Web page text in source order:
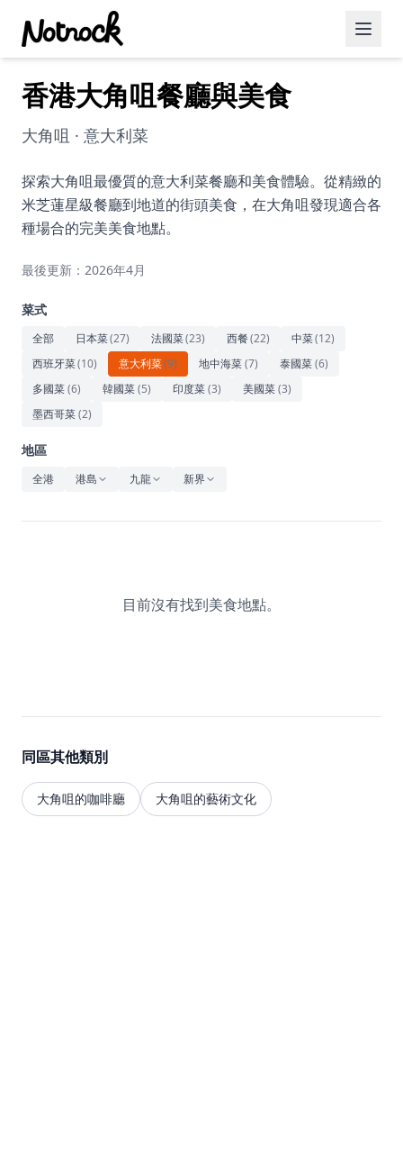
精選活動
博客文章
約會好去處
美食佳餚
藝術文化
休閒
音樂
香港大角咀餐廳與美食
大角咀 · 意大利菜
探索大角咀最優質的意大利菜餐廳和美食體驗。從精緻的
米芝蓮星級餐廳到地道的街頭美食，在大角咀發現適合各
種場合的完美美食地點。
最後更新：2026年4月
菜式
全部 日本菜(27) 法國菜(23) 西餐(22) 中菜(12)
西班牙菜(10) 意大利菜(9) 地中海菜(7) 泰國菜(6)
多國菜(6) 韓國菜(5) 印度菜(3) 美國菜(3)
墨西哥菜(2)
地區
全港 港島 九龍 新界
目前沒有找到美食地點。
同區其他類別
大角咀的咖啡廳 大角咀的藝術文化